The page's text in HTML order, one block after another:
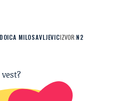
MILOSAVLJEVICIZVOR:N2